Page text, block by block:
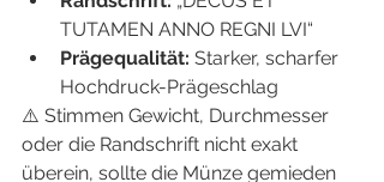
TUTAMEN ANNO REGNI LVI“
Prägequalität: Starker, scharfer
Hochdruck-Prägeschlag
⚠️ Stimmen Gewicht, Durchmesser
oder die Randschrift nicht exakt
überein, sollte die Münze gemieden